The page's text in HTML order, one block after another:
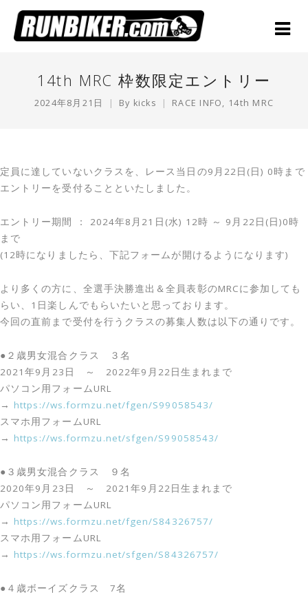
14th MRC 枠数限定エントリー
2024年8月21日 By kicks RACE INFO, 14th MRC
定員に達していないクラスを、レース当日の9月22日(日) 0時まで
エントリーを受付ることといたしました。
エントリー期間 ： 2024年8月21日(水) 12時 ～ 9月22日(日)0時
まで
(12時になりましたら、下記フォームが開けるようになります)
より多くの方に、全選手決勝進出＆全員表彰のMRCに参加しても
らい、1日楽しんでもらいたいと思っております。
今回の直前まで受付を行うクラスの募集人数は以下の通りです。
●２歳男女混合クラス ３名
2021年9月23日 ～ 2022年9月22日生まれまで
パソコン用フォームURL
→ https://ws.formzu.net/fgen/S99058543/
スマホ用フォームURL
→ https://ws.formzu.net/sfgen/S99058543/
●３歳男女混合クラス ９名
2020年9月23日 ～ 2021年9月22日生まれまで
パソコン用フォームURL
→ https://ws.formzu.net/fgen/S84326757/
スマホ用フォームURL
→ https://ws.formzu.net/sfgen/S84326757/
●４歳ボーイズクラス 7名